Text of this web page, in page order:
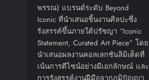
พรรณ) แบรนด์ระดับ Beyond
Iconic ที่นำเสนอชิ้นงานศิลปะซึ่ง
รังสรรค์ขึ้นภายใต้ปรัชญา “Iconic
Statement, Curated Art Piece” โดย
นำเสนอผลงานคอลเลกชันลิมิเต็ดที่
เน้นการดีไซน์อย่างมีเอกลักษณ์ และ